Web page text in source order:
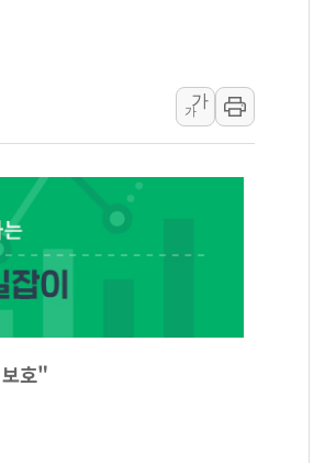
AI 연산은 포항, 전력 저장은 영광
[속보] 북, 동해상으로 미상 발사체
[IPO] 니어스랩 "피지컬 AI 자율비
한패스, 월 송금 60만건 돌파
李대통령 "청소년 SNS 제한, 형
초등학교 앞서 '쾅'…대전 중구서
가
가
호"